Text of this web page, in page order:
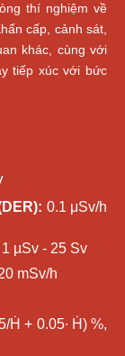
thí nghiệm về
cấp, cảnh sát,
khác, cùng với
tiếp xúc với bức
0.1 μSv/h
1 µSv - 25 Sv
mSv/h
Ḣ + 0.05∙ Ḣ) %,